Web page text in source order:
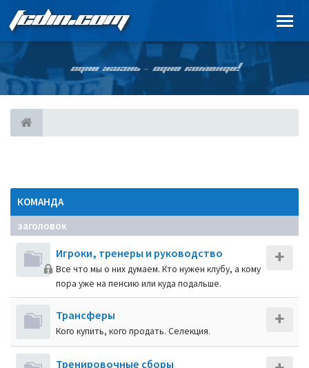
FCDIN.COM
ОДНА ЖИЗНЬ – ОДНА КОМАНДА!
КОМАНДА
заголовок
Игроки, тренеры и руководство
Все что мы о них думаем. Кто нужен клубу, а кому
пора уже на пенсию или куда подальше.
Трансферы
Кого купить, кого продать. Селекция.
Тренировочные сборы